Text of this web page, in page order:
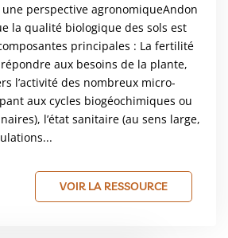
perspective agronomiqueAndon
la qualité biologique des sols est
principales : La fertilité
répondre aux besoins de la plante,
l’activité des nombreux micro-
aux cycles biogéochimiques ou
l’état sanitaire (au sens large,
VOIR LA RESSOURCE